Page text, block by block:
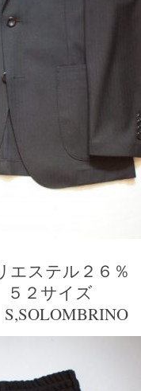
エステル２６
２サイズ